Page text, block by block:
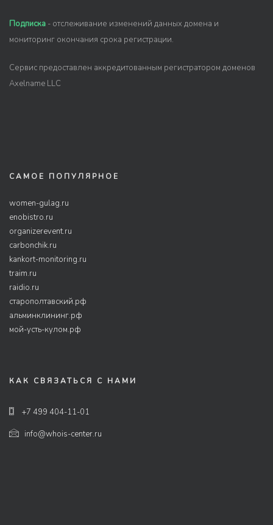
Подписка - отслеживание изменений данных домена и
мониторинг окончания срока регистрации.
Сервис предоставлен аккредитованным регистратором доменов
Axelname LLC
САМОЕ ПОПУЛЯРНОЕ
women-gulag.ru
enobistro.ru
organizerevent.ru
carbonchik.ru
kankort-monitoring.ru
traim.ru
raidio.ru
старополтавский.рф
альминклининг.рф
мой-усть-кулом.рф
КАК СВЯЗАТЬСЯ С НАМИ
+7 499 404-11-01
info@whois-center.ru